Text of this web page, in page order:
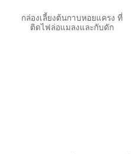
กล่องเลี้ยงต้นกาบหอยแครง ที่
ติดไฟล่อแมลงและกับดัก